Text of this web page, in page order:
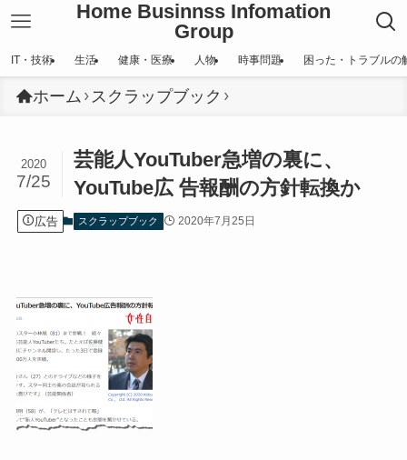
Home Businnss Infomation
Group
IT・技術 生活 健康・医療 人物 時事問題 困った・トラブルの
ホーム スクラップブック
芸能人YouTuber急増の裏に、
YouTube広 告報酬の方針転換か
2020
7/25
広告 スクラップブック 2020年7月25日